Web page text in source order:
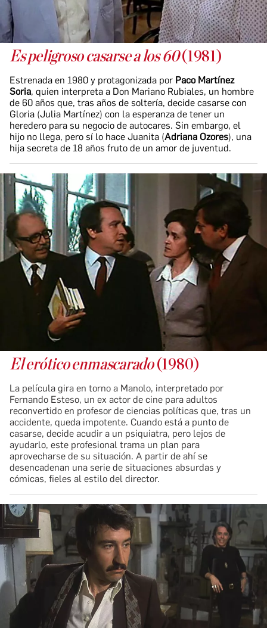
Es peligroso casarse a los 60(1981)
Estrenada en 1980 y protagonizada por Paco Martínez
Soria, quien interpreta a Don Mariano Rubiales, un hombre
de 60 años que, tras años de soltería, decide casarse con
Gloria (Julia Martínez) con la esperanza de tener un
heredero para su negocio de autocares. Sin embargo, el
hijo no llega, pero sí lo hace Juanita (Adriana Ozores), una
hija secreta de 18 años fruto de un amor de juventud.
El erótico enmascarado(1980)
La película gira en torno a Manolo, interpretado por
Fernando Esteso, un ex actor de cine para adultos
reconvertido en profesor de ciencias políticas que, tras un
accidente, queda impotente. Cuando está a punto de
casarse, decide acudir a un psiquiatra, pero lejos de
ayudarlo, este profesional trama un plan para
aprovecharse de su situación. A partir de ahí se
desencadenan una serie de situaciones absurdas y
cómicas, fieles al estilo del director.